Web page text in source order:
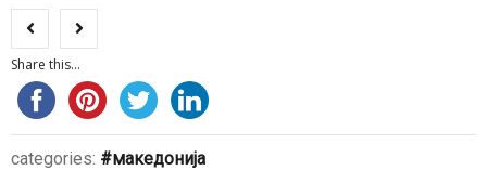
Share this...
categories:
македонија